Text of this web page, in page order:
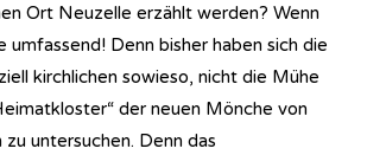
Ort Neuzelle erzählt werden? Wenn
umfassend! Denn bisher haben sich die
kirchlichen sowieso, nicht die Mühe
der neuen Mönche von
untersuchen. Denn das